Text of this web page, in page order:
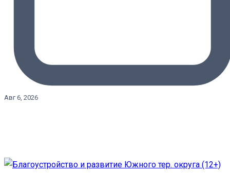
Авг 6, 2026